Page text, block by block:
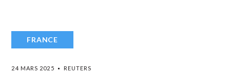
FRANCE
24 MARS 2025 REUTERS